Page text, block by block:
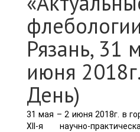
Рязань, 31
июня
День)
31 мая – 2 июня 2018г. в
XII-я научно-